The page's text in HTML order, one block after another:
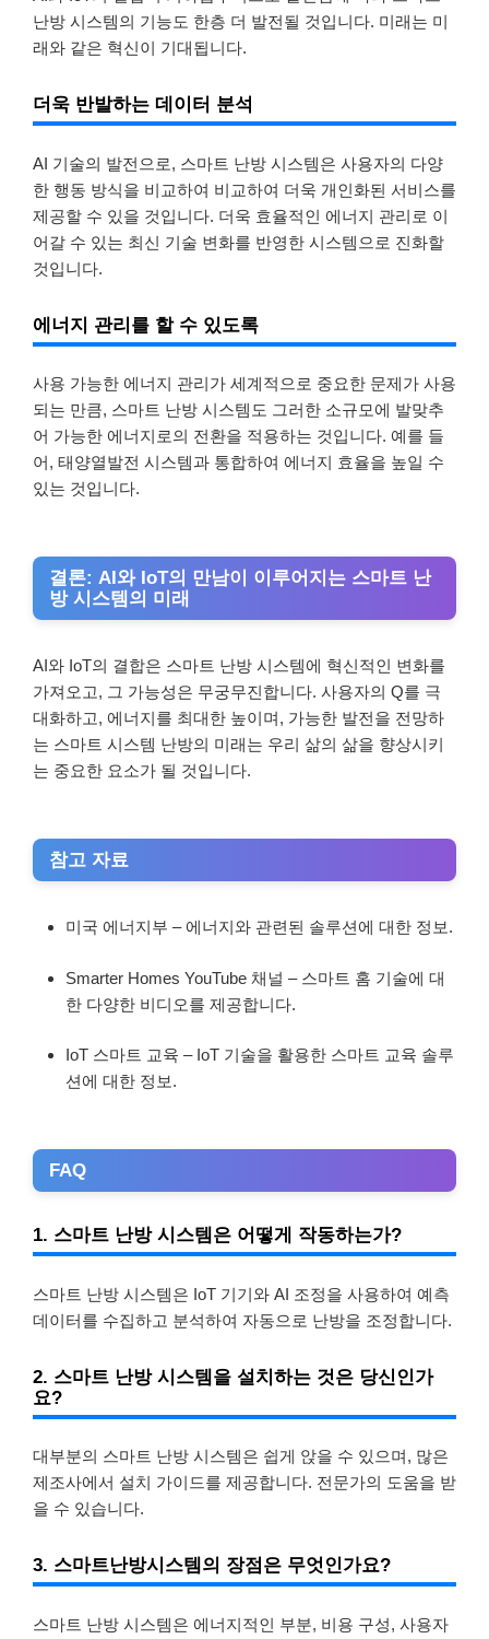
난방 시스템의 기능도 한층 더 발전될 것입니다. 미래는 미
래와 같은 혁신이 기대됩니다.
더욱 반발하는 데이터 분석
AI 기술의 발전으로, 스마트 난방 시스템은 사용자의 다양
한 행동 방식을 비교하여 비교하여 더욱 개인화된 서비스를
제공할 수 있을 것입니다. 더욱 효율적인 에너지 관리로 이
어갈 수 있는 최신 기술 변화를 반영한 ​​시스템으로 진화할
것입니다.
에너지 관리를 할 수 있도록
사용 가능한 에너지 관리가 세계적으로 중요한 문제가 사용
되는 만큼, 스마트 난방 시스템도 그러한 소규모에 발맞추
어 가능한 에너지로의 전환을 적용하는 것입니다. 예를 들
어, 태양열발전 시스템과 통합하여 에너지 효율을 높일 수
있는 것입니다.
결론: AI와 IoT의 만남이 이루어지는 스마트 난
방 시스템의 미래
AI와 IoT의 결합은 스마트 난방 시스템에 혁신적인 변화를
가져오고, 그 가능성은 무궁무진합니다. 사용자의 Q를 극
대화하고, 에너지를 최대한 높이며, 가능한 발전을 전망하
는 스마트 시스템 난방의 미래는 우리 삶의 삶을 향상시키
는 중요한 요소가 될 것입니다.
참고 자료
미국 에너지부 – 에너지와 관련된 솔루션에 대한 정보.
Smarter Homes YouTube 채널 – 스마트 홈 기술에 대
한 다양한 비디오를 제공합니다.
IoT 스마트 교육 – IoT 기술을 활용한 스마트 교육 솔루
션에 대한 정보.
FAQ
1. 스마트 난방 시스템은 어떻게 작동하는가?
스마트 난방 시스템은 IoT 기기와 AI 조정을 사용하여 예측
데이터를 수집하고 분석하여 자동으로 난방을 조정합니다.
2. 스마트 난방 시스템을 설치하는 것은 당신인가
요?
대부분의 스마트 난방 시스템은 쉽게 앉을 수 있으며, 많은
제조사에서 설치 가이드를 제공합니다. 전문가의 도움을 받
을 수 있습니다.
3. 스마트난방시스템의 장점은 무엇인가요?
스마트 난방 시스템은 에너지적인 부분, 비용 구성, 사용자